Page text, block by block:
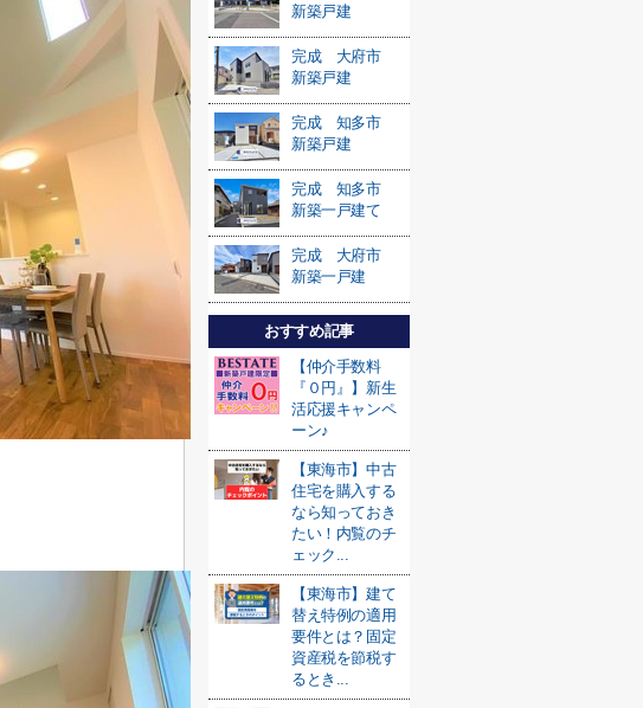
新築戸建
完成 大府市
新築戸建
完成 知多市
新築戸建
完成 知多市
新築一戸建て
完成 大府市
新築一戸建
おすすめ記事
【仲介手数料
『０円』】新生
活応援キャンペ
ーン♪
【東海市】中古
住宅を購入する
なら知っておき
たい！内覧のチ
ェック...
【東海市】建て
替え特例の適用
要件とは？固定
資産税を節税す
るとき...